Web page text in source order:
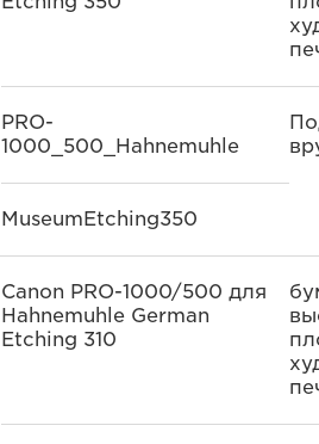
PRO-
1000_500_Hahnemuhle
MuseumEtching350
Canon PRO-1000/500 для
Hahnemuhle German
Etching 310